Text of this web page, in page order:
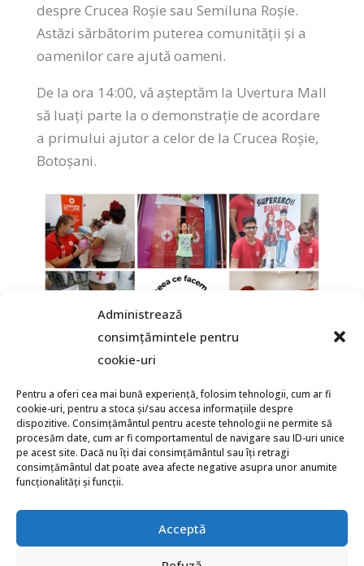
Administrează
consimțămintele pentru
cookie-uri
Pentru a oferi cea mai bună experiență, folosim tehnologii, cum ar fi
cookie-uri, pentru a stoca și/sau accesa informațiile despre
dispozitive. Consimțământul pentru aceste tehnologii ne permite să
procesăm date, cum ar fi comportamentul de navigare sau ID-uri unice
pe acest site. Dacă nu îți dai consimțământul sau îți retragi
consimțământul dat poate avea afecte negative asupra unor anumite
funcționalități și funcții.
Acceptă
despre Crucea Roșie sau Semiluna Roșie.
Astăzi sărbătorim puterea comunității și a
oamenilor care ajută oameni.
De la ora 14:00, vă așteptăm la Uvertura Mall
să luați parte la o demonstrație de acordare
a primului ajutor a celor de la Crucea Roșie,
Botoșani.